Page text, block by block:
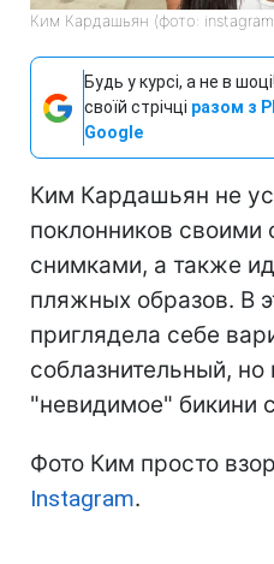
Ким Кардашьян (фото:
Будь у курсі, а не в
своїй стрічці разом з
Google
Ким Кардашьян не
поклонников своими
снимками, а также
пляжных образов. В
приглядела себе
соблазнительный,
"невидимое" бикини
Фото Ким просто
Instagram.